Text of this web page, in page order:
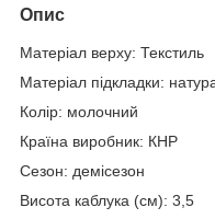
Опис
Матеріал верху: Текстиль
Матеріал підкладки:
Колір: молочний
Країна виробник: КНР
Сезон: демісезон
Висота каблука (см): 3,5